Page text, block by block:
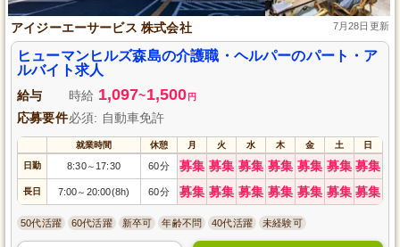
アイジーエーサービス 株式会社 7月28日更新
ヒューマンヒルズ森島の介護職・ヘルパーのパート・ア
ルバイト求人
給与 時給 1,097~1,500 円
応募要件必須: 自動車免許
就業時間 休憩 月 火 水 木 金 土 日
日勤 8:30～ 17:30 60分 募集 募集 募集 募集 募集 募集 募集
長日 7:00～ 20:00(8h) 60分 募集 募集 募集 募集 募集 募集 募集
50代活躍 60代活躍 新卒可 年齢不問 40代活躍 未経験可